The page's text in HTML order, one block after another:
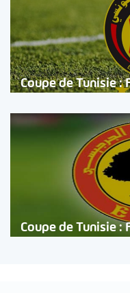
Coupe de Tunisie :
Coupe de Tunisie :